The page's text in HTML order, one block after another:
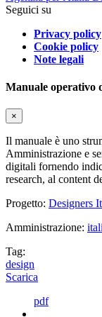
Seguici su
Privacy policy
Cookie policy
Note legali
Manuale operativo
×
Il manuale è uno
Amministrazione e
digitali fornendo
research, al content
Progetto: Designers
Amministrazione:
Tag:
design
Scarica
pdf